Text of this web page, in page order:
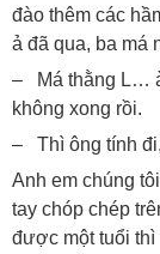
đào thêm các
ả đã qua, ba má
– Má thằng L…
không xong rồi.
– Thì ông tính
Anh em chúng
tay chóp chép
được một tuổi thì